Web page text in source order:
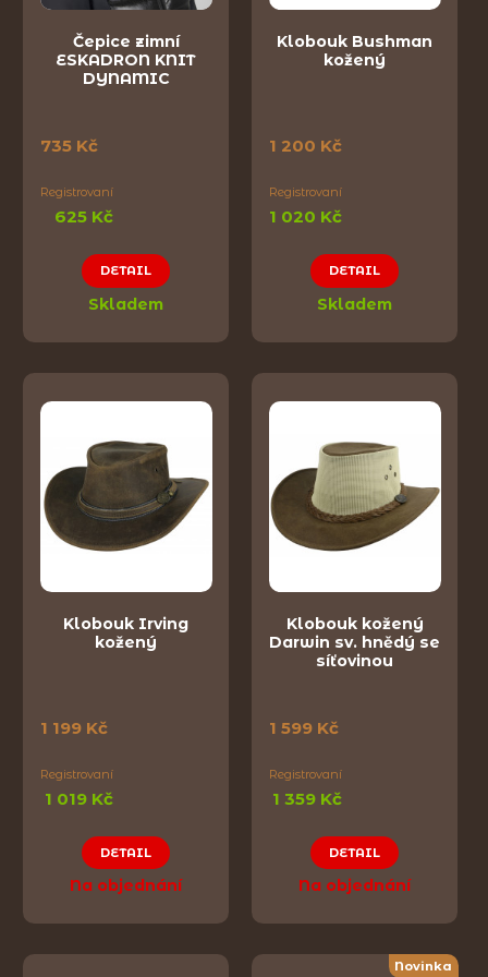
Čepice zimní
ESKADRON KNIT
DYNAMIC
735 Kč
Registrovaní
625 Kč
DETAIL
Skladem
Klobouk Bushman
kožený
1 200 Kč
Registrovaní
1 020 Kč
DETAIL
Skladem
Klobouk Irving
kožený
1 199 Kč
Registrovaní
1 019 Kč
DETAIL
Na objednání
Klobouk kožený
Darwin sv. hnědý se
síťovinou
1 599 Kč
Registrovaní
1 359 Kč
DETAIL
Na objednání
Novinka